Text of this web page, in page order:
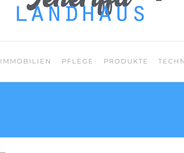
IMMOBILIEN PFLEGE PRODUKTE